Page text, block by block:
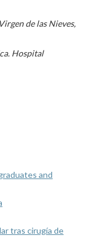
de las Nieves,
Hospital
and
tras cirugía de